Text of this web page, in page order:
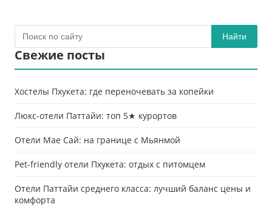
Найти
Свежие посты
Хостелы Пхукета: где переночевать за копейки
Люкс-отели Паттайи: топ 5★ курортов
Отели Мае Сай: на границе с Мьянмой
Pet-friendly отели Пхукета: отдых с питомцем
Отели Паттайи среднего класса: лучший баланс цены и
комфорта